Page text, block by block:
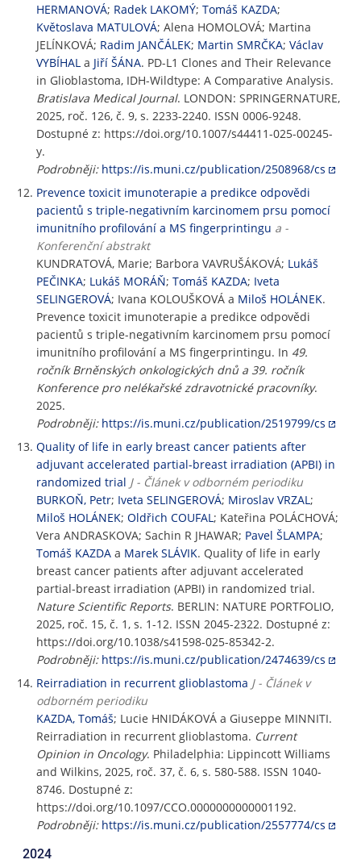
HERMANOVÁ; Radek LAKOMÝ; Tomáš KAZDA;
Květoslava MATULOVÁ; Alena HOMOLOVÁ; Martina
JELÍNKOVÁ; Radim JANČÁLEK; Martin SMRČKA; Václav
VYBÍHAL a Jiří ŠÁNA. PD-L1 Clones and Their Relevance
in Glioblastoma, IDH-Wildtype: A Comparative Analysis.
Bratislava Medical Journal. LONDON: SPRINGERNATURE,
2025, roč. 126, č. 9, s. 2233-2240. ISSN 0006-9248.
Dostupné z: https://doi.org/10.1007/s44411-025-00245-
y.
Podrobněji: https://is.muni.cz/publication/2508968/cs
Prevence toxicit imunoterapie a predikce odpovědi
pacientů s triple-negativním karcinomem prsu pomocí
imunitního profilování a MS fingerprintingu a -
Konferenční abstrakt
KUNDRATOVÁ, Marie; Barbora VAVRUŠÁKOVÁ; Lukáš
PEČINKA; Lukáš MORÁŇ; Tomáš KAZDA; Iveta
SELINGEROVÁ; Ivana KOLOUŠKOVÁ a Miloš HOLÁNEK.
Prevence toxicit imunoterapie a predikce odpovědi
pacientů s triple-negativním karcinomem prsu pomocí
imunitního profilování a MS fingerprintingu. In 49.
ročník Brněnských onkologických dnů a 39. ročník
Konference pro nelékařské zdravotnické pracovníky.
2025.
Podrobněji: https://is.muni.cz/publication/2519799/cs
Quality of life in early breast cancer patients after
adjuvant accelerated partial-breast irradiation (APBI) in
randomized trial J - Článek v odborném periodiku
BURKOŇ, Petr; Iveta SELINGEROVÁ; Miroslav VRZAL ;
Miloš HOLÁNEK; Oldřich COUFAL ; Kateřina POLÁCHOVÁ;
Vera ANDRASKOVA; Sachin R JHAWAR; Pavel ŠLAMPA;
Tomáš KAZDA a Marek SLÁVIK. Quality of life in early
breast cancer patients after adjuvant accelerated
partial-breast irradiation (APBI) in randomized trial.
Nature Scientific Reports. BERLIN: NATURE PORTFOLIO,
2025, roč. 15, č. 1, s. 1-12. ISSN 2045-2322. Dostupné z:
https://doi.org/10.1038/s41598-025-85342-2.
Podrobněji: https://is.muni.cz/publication/2474639/cs
Reirradiation in recurrent glioblastoma J - Článek v
odborném periodiku
KAZDA, Tomáš; Lucie HNIDÁKOVÁ a Giuseppe MINNITI.
Reirradiation in recurrent glioblastoma. Current
Opinion in Oncology. Philadelphia: Lippincott Williams
and Wilkins, 2025, roč. 37, č. 6, s. 580-588. ISSN 1040-
8746. Dostupné z:
https://doi.org/10.1097/CCO.0000000000001192.
Podrobněji: https://is.muni.cz/publication/2557774/cs
2024